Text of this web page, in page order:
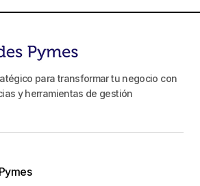
para transformar tu negocio con
y herramientas de gestión